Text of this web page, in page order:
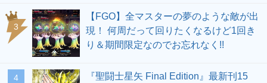
3
【FGO】全マスターの夢のような敵が出
現！ 何周だって回りたくなるけど1回き
り＆期間限定なのでお忘れなく!!
4
『聖闘士星矢 Final Edition』最新刊15